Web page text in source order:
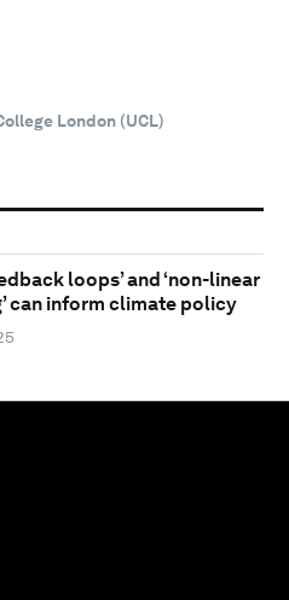
London (UCL)
loops’ and ‘non-linear
can inform climate policy